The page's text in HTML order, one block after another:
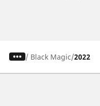
/ Black Magic 2022